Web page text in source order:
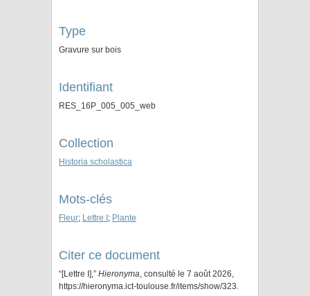
Type
Gravure sur bois
Identifiant
RES_16P_005_005_web
Collection
Historia scholastica
Mots-clés
Fleur; Lettre I ; Plante
Citer ce document
“[Lettre I],” Hieronyma, consulté le 7 août 2026,
https://hieronyma.ict-toulouse.fr/items/show/323.